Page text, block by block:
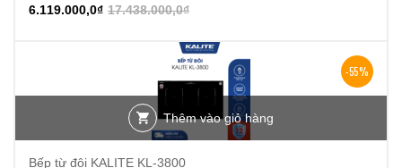
17.438.000,0₫
6.119.000,0₫
-55%
Thêm vào giỏ hàng
Bếp từ đôi KALITE KL-3800